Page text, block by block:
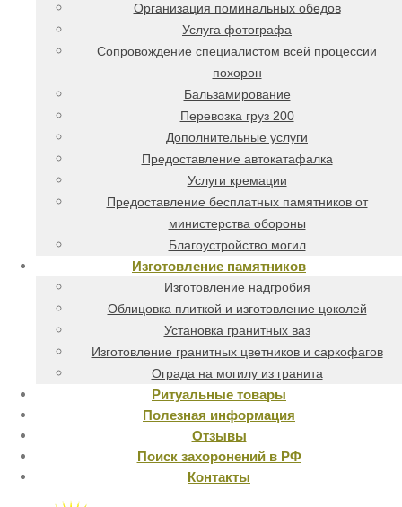
Организация поминальных обедов
Услуга фотографа
Сопровождение специалистом всей процессии
похорон
Бальзамирование
Перевозка груз 200
Дополнительные услуги
Предоставление автокатафалка
Услуги кремации
Предоставление бесплатных памятников от
министерства обороны
Благоустройство могил
Изготовление памятников
Изготовление надгробия
Облицовка плиткой и изготовление цоколей
Установка гранитных ваз
Изготовление гранитных цветников и саркофагов
Ограда на могилу из гранита
Ритуальные товары
Полезная информация
Отзывы
Поиск захоронений в РФ
Контакты